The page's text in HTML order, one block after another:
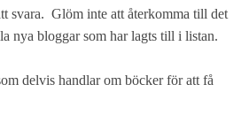
svara. Glöm inte att återkomma till det
nya bloggar som har lagts till i listan.
delvis handlar om böcker för att få